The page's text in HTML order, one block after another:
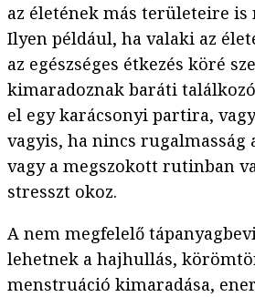
az életének más területeire is
Ilyen például, ha valaki az
az egészséges étkezés köré
kimaradoznak baráti
el egy karácsonyi partira,
vagyis, ha nincs rugalmasság
vagy a megszokott rutinban
stresszt okoz.
A nem megfelelő
lehetnek a hajhullás,
menstruáció kimaradása,